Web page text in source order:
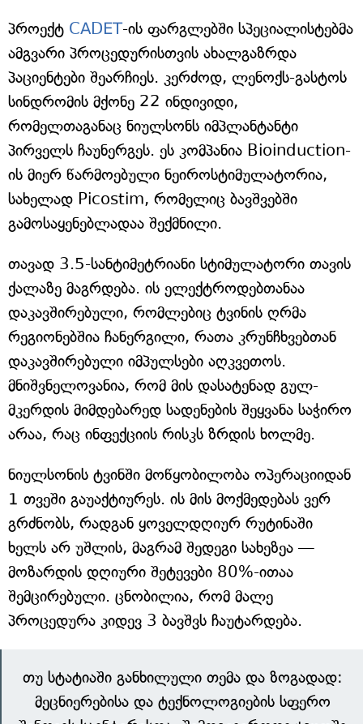
პროექტ CADET-ის ფარგლებში სპეციალისტებმა
ამგვარი პროცედურისთვის ახალგაზრდა
პაციენტები შეარჩიეს. კერძოდ, ლენოქს-გასტოს
სინდრომის მქონე 22 ინდივიდი,
რომელთაგანაც ნიულსონს იმპლანტანტი
პირველს ჩაუნერგეს. ეს კომპანია Bioinduction-
ის მიერ წარმოებული ნეიროსტიმულატორია,
სახელად Picostim, რომელიც ბავშვებში
გამოსაყენებლადაა შექმნილი.
თავად 3.5-სანტიმეტრიანი სტიმულატორი თავის
ქალაზე მაგრდება. ის ელექტროდებთანაა
დაკავშირებული, რომლებიც ტვინის ღრმა
რეგიონებშია ჩანერგილი, რათა კრუნჩხვებთან
დაკავშირებული იმპულსები აღკვეთოს.
მნიშვნელოვანია, რომ მის დასატენად გულ-
მკერდის მიმდებარედ სადენების შეყვანა საჭირო
არაა, რაც ინფექციის რისკს ზრდის ხოლმე.
ნიულსონის ტვინში მოწყობილობა ოპერაციიდან
1 თვეში გაუაქტიურეს. ის მის მოქმედებას ვერ
გრძნობს, რადგან ყოველდღიურ რუტინაში
ხელს არ უშლის, მაგრამ შედეგი სახეზეა —
მოზარდის დღიური შეტევები 80%-ითაა
შემცირებული. ცნობილია, რომ მალე
პროცედურა კიდევ 3 ბავშვს ჩაუტარდება.
თუ სტატიაში განხილული თემა და ზოგადად:
მეცნიერებისა და ტექნოლოგიების სფერო